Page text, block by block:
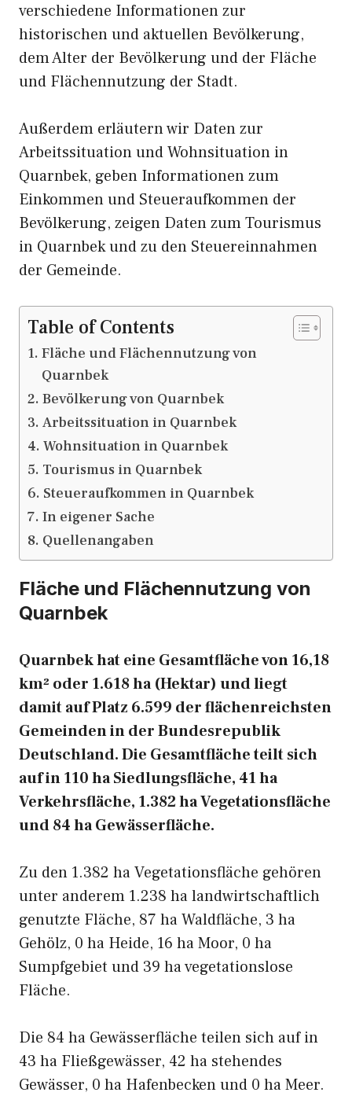
verschiedene Informationen zur
historischen und aktuellen Bevölkerung,
dem Alter der Bevölkerung und der Fläche
und Flächennutzung der Stadt.
Außerdem erläutern wir Daten zur
Arbeitssituation und Wohnsituation in
Quarnbek, geben Informationen zum
Einkommen und Steueraufkommen der
Bevölkerung, zeigen Daten zum Tourismus
in Quarnbek und zu den Steuereinnahmen
der Gemeinde.
Table of Contents
Fläche und Flächennutzung von
Quarnbek
Bevölkerung von Quarnbek
Arbeitssituation in Quarnbek
Wohnsituation in Quarnbek
Tourismus in Quarnbek
Steueraufkommen in Quarnbek
In eigener Sache
Quellenangaben
Fläche und Flächennutzung von
Quarnbek
Quarnbek hat eine Gesamtfläche von 16,18
km² oder 1.618 ha (Hektar) und liegt
damit auf Platz 6.599 der flächenreichsten
Gemeinden in der Bundesrepublik
Deutschland. Die Gesamtfläche teilt sich
auf in 110 ha Siedlungsfläche, 41 ha
Verkehrsfläche, 1.382 ha Vegetationsfläche
und 84 ha Gewässerfläche.
Zu den 1.382 ha Vegetationsfläche gehören
unter anderem 1.238 ha landwirtschaftlich
genutzte Fläche, 87 ha Waldfläche, 3 ha
Gehölz, 0 ha Heide, 16 ha Moor, 0 ha
Sumpfgebiet und 39 ha vegetationslose
Fläche.
Die 84 ha Gewässerfläche teilen sich auf in
43 ha Fließgewässer, 42 ha stehendes
Gewässer, 0 ha Hafenbecken und 0 ha Meer.